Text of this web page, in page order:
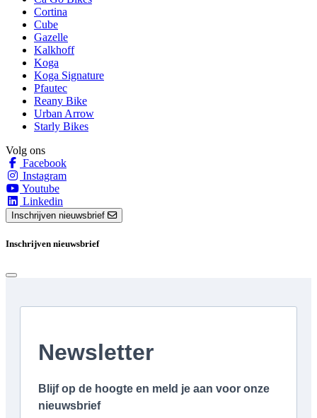
Cortina
Cube
Gazelle
Kalkhoff
Koga
Koga Signature
Pfautec
Reany Bike
Urban Arrow
Starly Bikes
Volg ons
Facebook
Instagram
Youtube
Linkedin
Inschrijven nieuwsbrief
Inschrijven nieuwsbrief